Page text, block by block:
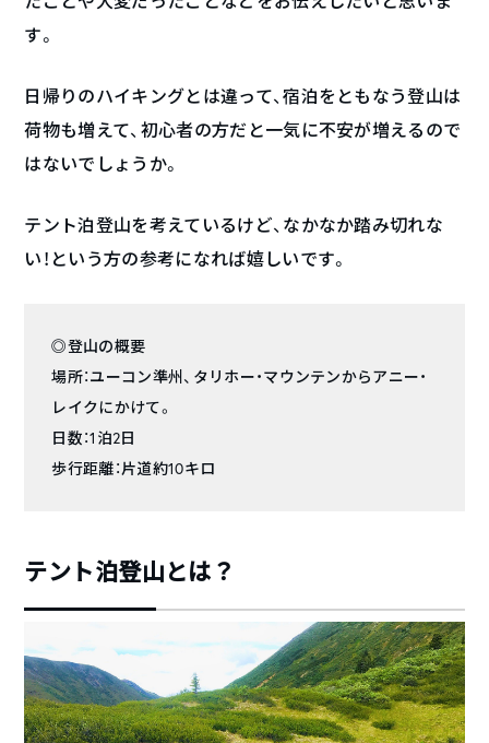
す。
日帰りのハイキングとは違って、宿泊をともなう登山は
荷物も増えて、初心者の方だと一気に不安が増えるので
はないでしょうか。
テント泊登山を考えているけど、なかなか踏み切れな
い！という方の参考になれば嬉しいです。
◎登山の概要
場所：ユーコン準州、タリホー・マウンテンからアニー・
レイクにかけて。
日数：1泊2日
歩行距離：片道約10キロ
テント泊登山とは？